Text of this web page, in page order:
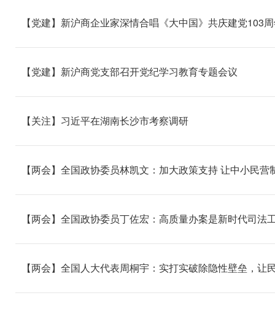
【党建】新沪商企业家深情合唱《大中国》共庆建党103
【党建】新沪商党支部召开党纪学习教育专题会议
【关注】习近平在湖南长沙市考察调研
【两会】全国政协委员林凯文：加大政策支持 让中小民营
【两会】全国政协委员丁佐宏：高质量办案是新时代司法
【两会】全国人大代表周桐宇：实打实破除隐性壁垒，让